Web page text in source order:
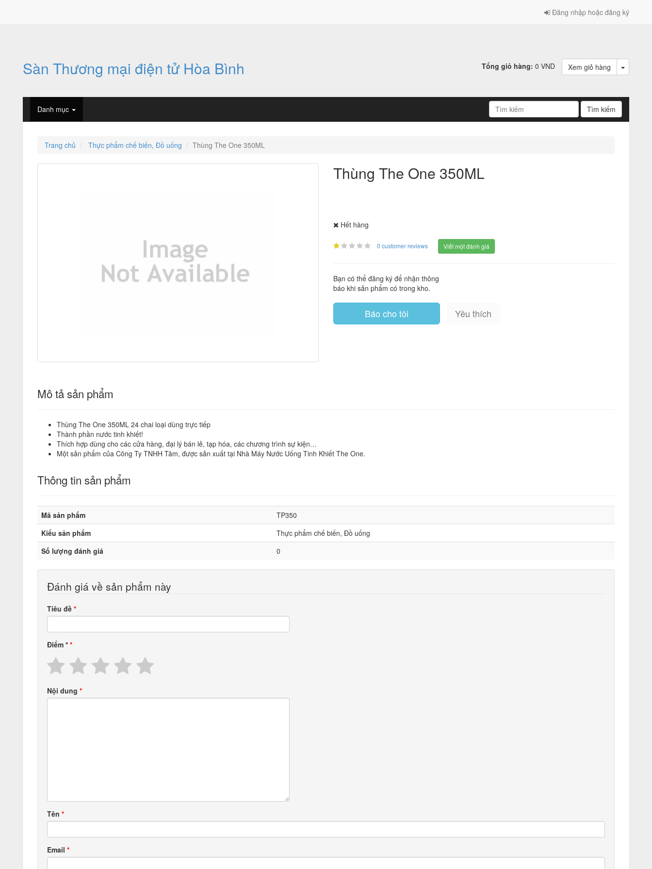
Đăng nhập hoặc đăng ký
Sàn Thương mại điện tử Hòa Bình Tổng giỏ hàng: 0 VND Xem giỏ hàng
Danh mục
Trang chủ Thực phẩm chế biến, Đồ uống Thùng The One 350ML
Thùng The One 350ML
Hết hàng
0 customer reviews Viết một đánh giá
Bạn có thể đăng ký để nhận thông
báo khi sản phẩm có trong kho.
Báo cho tôi Yêu thích
Mô tả sản phẩm
Thùng The One 350ML 24 chai loại dùng trực tiếp
Thành phần nước tinh khiết!
Thích hợp dùng cho các cửa hàng, đại lý bán lẻ, tạp hóa, các chương trình sự kiện…
Một sản phẩm của Công Ty TNHH Tâm, được sản xuất tại Nhà Máy Nước Uống Tinh Khiết The One.
Thông tin sản phẩm
Mã sản phẩm
TP350
Kiểu sản phẩm
Thực phẩm chế biến, Đồ uống
Số lượng đánh giá
0
Đánh giá về sản phẩm này
Tiêu đề
Điểm *
Nội dung
Tên
Email